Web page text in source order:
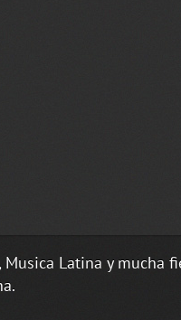
Musica Latina y mucha